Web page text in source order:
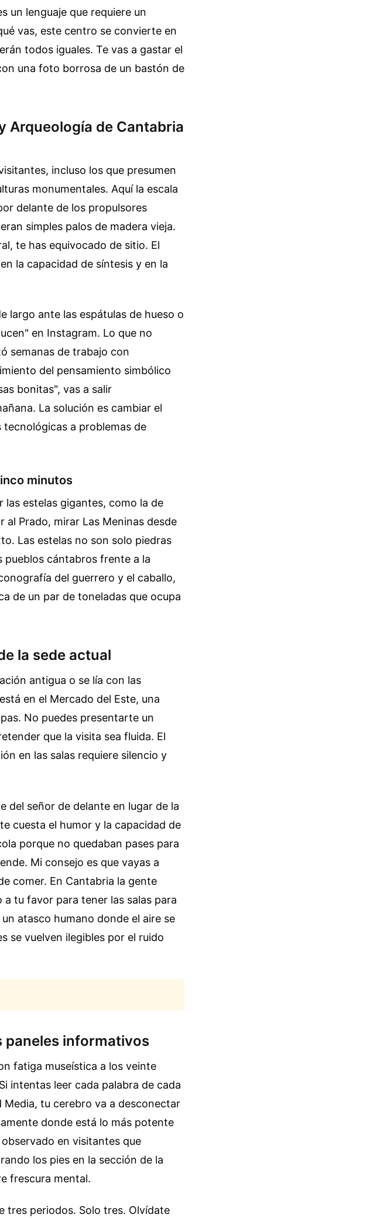
un lenguaje que requiere un
vas, este centro se convierte en
todos iguales. Te vas a gastar el
una foto borrosa de un bastón de
Arqueología de Cantabria
incluso los que presumen
monumentales. Aquí la escala
delante de los propulsores
simples palos de madera vieja.
te has equivocado de sitio. El
la capacidad de síntesis y en la
largo ante las espátulas de hueso o
en Instagram. Lo que no
semanas de trabajo con
del pensamiento simbólico
bonitas", vas a salir
La solución es cambiar el
a problemas de
minutos
estelas gigantes, como la de
Prado, mirar Las Meninas desde
Las estelas no son solo piedras
pueblos cántabros frente a la
del guerrero y el caballo,
de un par de toneladas que ocupa
la sede actual
antigua o se lía con las
en el Mercado del Este, una
No puedes presentarte un
que la visita sea fluida. El
en las salas requiere silencio y
del señor de delante en lugar de la
cuesta el humor y la capacidad de
porque no quedaban pases para
Mi consejo es que vayas a
comer. En Cantabria la gente
tu favor para tener las salas para
atasco humano donde el aire se
se vuelven ilegibles por el ruido
paneles informativos
fatiga museística a los veinte
intentas leer cada palabra de cada
Media, tu cerebro va a desconectar
donde está lo más potente
en visitantes que
los pies en la sección de la
frescura mental.
tres periodos. Solo tres. Olvídate